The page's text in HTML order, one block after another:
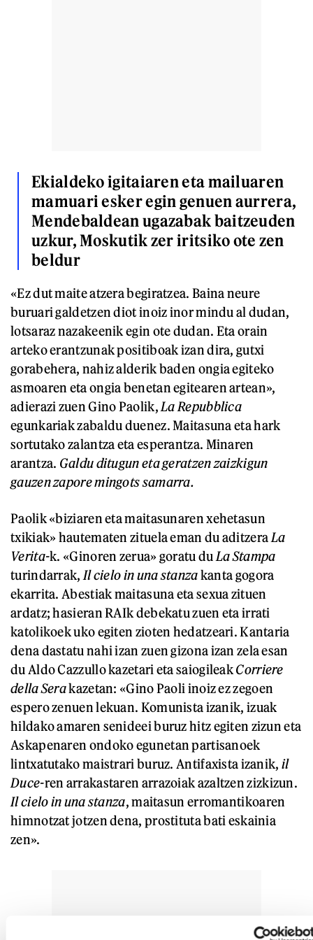
Ekialdeko igitaiaren eta mailuaren
mamuari esker egin genuen aurrera,
Mendebaldean ugazabak baitzeuden
uzkur, Moskutik zer iritsiko ote zen
beldur
«Ez dut maite atzera begiratzea. Baina neure
buruari galdetzen diot inoiz inor mindu al dudan,
lotsaraz nazakeenik egin ote dudan. Eta orain
arteko erantzunak positiboak izan dira, gutxi
gorabehera, nahiz alderik baden ongia egiteko
asmoaren eta ongia benetan egitearen artean»,
adierazi zuen Gino Paolik, La Repubblica
egunkariak zabaldu duenez. Maitasuna eta hark
sortutako zalantza eta esperantza. Minaren
arantza. Galdu ditugun eta geratzen zaizkigun
gauzen zaporemingots samarra.
Paolik «biziaren eta maitasunaren xehetasun
txikiak» hautematen zituela eman du aditzera La
Verita-k. «Ginoren zerua» goratu du La Stampa
turindarrak, Il cielo in una stanzakanta gogora
ekarrita. Abestiak maitasuna eta sexua zituen
ardatz; hasieran RAIk debekatu zuen eta irrati
katolikoek uko egiten zioten hedatzeari. Kantaria
dena dastatu nahi izan zuen gizona izan zela esan
du Aldo Cazzullo kazetari eta saiogileakCorriere
della Serakazetan: «Gino Paoli inoiz ez zegoen
espero zenuen lekuan. Komunista izanik, izuak
hildako amaren senideei buruz hitz egiten zizun eta
Askapenaren ondoko egunetan partisanoek
lintxatutako maistrari buruz. Antifaxista izanik, il
Duce-ren arrakastaren arrazoiak azaltzen zizkizun.
Ilcielo in una stanza, maitasun erromantikoaren
himnotzat jotzen dena, prostituta bati eskainia
zen».